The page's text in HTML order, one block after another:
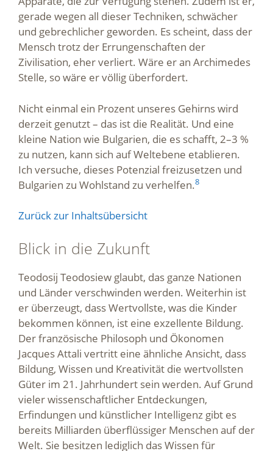
gerade wegen all dieser Techniken, schwächer
und gebrechlicher geworden. Es scheint, dass der
Mensch trotz der Errungenschaften der
Zivilisation, eher verliert. Wäre er an Archimedes
Stelle, so wäre er völlig überfordert.
Nicht einmal ein Prozent unseres Gehirns wird
derzeit genutzt – das ist die Realität. Und eine
kleine Nation wie Bulgarien, die es schafft, 2–3 %
zu nutzen, kann sich auf Weltebene etablieren.
Ich versuche, dieses Potenzial freizusetzen und
Bulgarien zu Wohlstand zu verhelfen.8
Zurück zur Inhaltsübersicht
Blick in die Zukunft
Teodosij Teodosiew glaubt, das ganze Nationen
und Länder verschwinden werden. Weiterhin ist
er überzeugt, dass Wertvollste, was die Kinder
bekommen können, ist eine exzellente Bildung.
Der französische Philosoph und Ökonomen
Jacques Attali vertritt eine ähnliche Ansicht, dass
Bildung, Wissen und Kreativität die wertvollsten
Güter im 21. Jahrhundert sein werden. Auf Grund
vieler wissenschaftlicher Entdeckungen,
Erfindungen und künstlicher Intelligenz gibt es
bereits Milliarden überflüssiger Menschen auf der
Welt. Sie besitzen lediglich das Wissen für